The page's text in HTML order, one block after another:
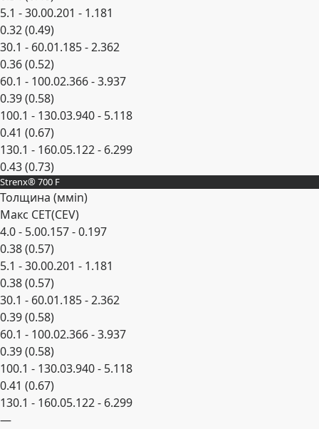
5.1 - 30.00.201 - 1.181
0.32 (0.49)
30.1 - 60.01.185 - 2.362
0.36 (0.52)
60.1 - 100.02.366 - 3.937
0.39 (0.58)
100.1 - 130.03.940 - 5.118
0.41 (0.67)
130.1 - 160.05.122 - 6.299
0.43 (0.73)
Развернуть
Strenx® 700 F
Толщина (ммin)
Макс CET(CEV)
4.0 - 5.00.157 - 0.197
0.38 (0.57)
5.1 - 30.00.201 - 1.181
0.38 (0.57)
30.1 - 60.01.185 - 2.362
0.39 (0.58)
60.1 - 100.02.366 - 3.937
0.39 (0.58)
100.1 - 130.03.940 - 5.118
0.41 (0.67)
130.1 - 160.05.122 - 6.299
—